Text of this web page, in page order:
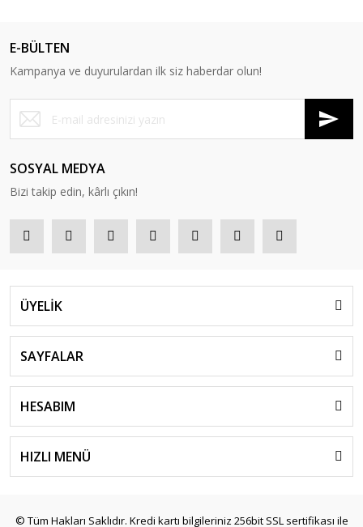
E-BÜLTEN
Kampanya ve duyurulardan ilk siz haberdar olun!
SOSYAL MEDYA
Bizi takip edin, kârlı çıkın!
ÜYELİK
SAYFALAR
HESABIM
HIZLI MENÜ
© Tüm Hakları Saklıdır. Kredi kartı bilgileriniz 256bit SSL sertifikası ile